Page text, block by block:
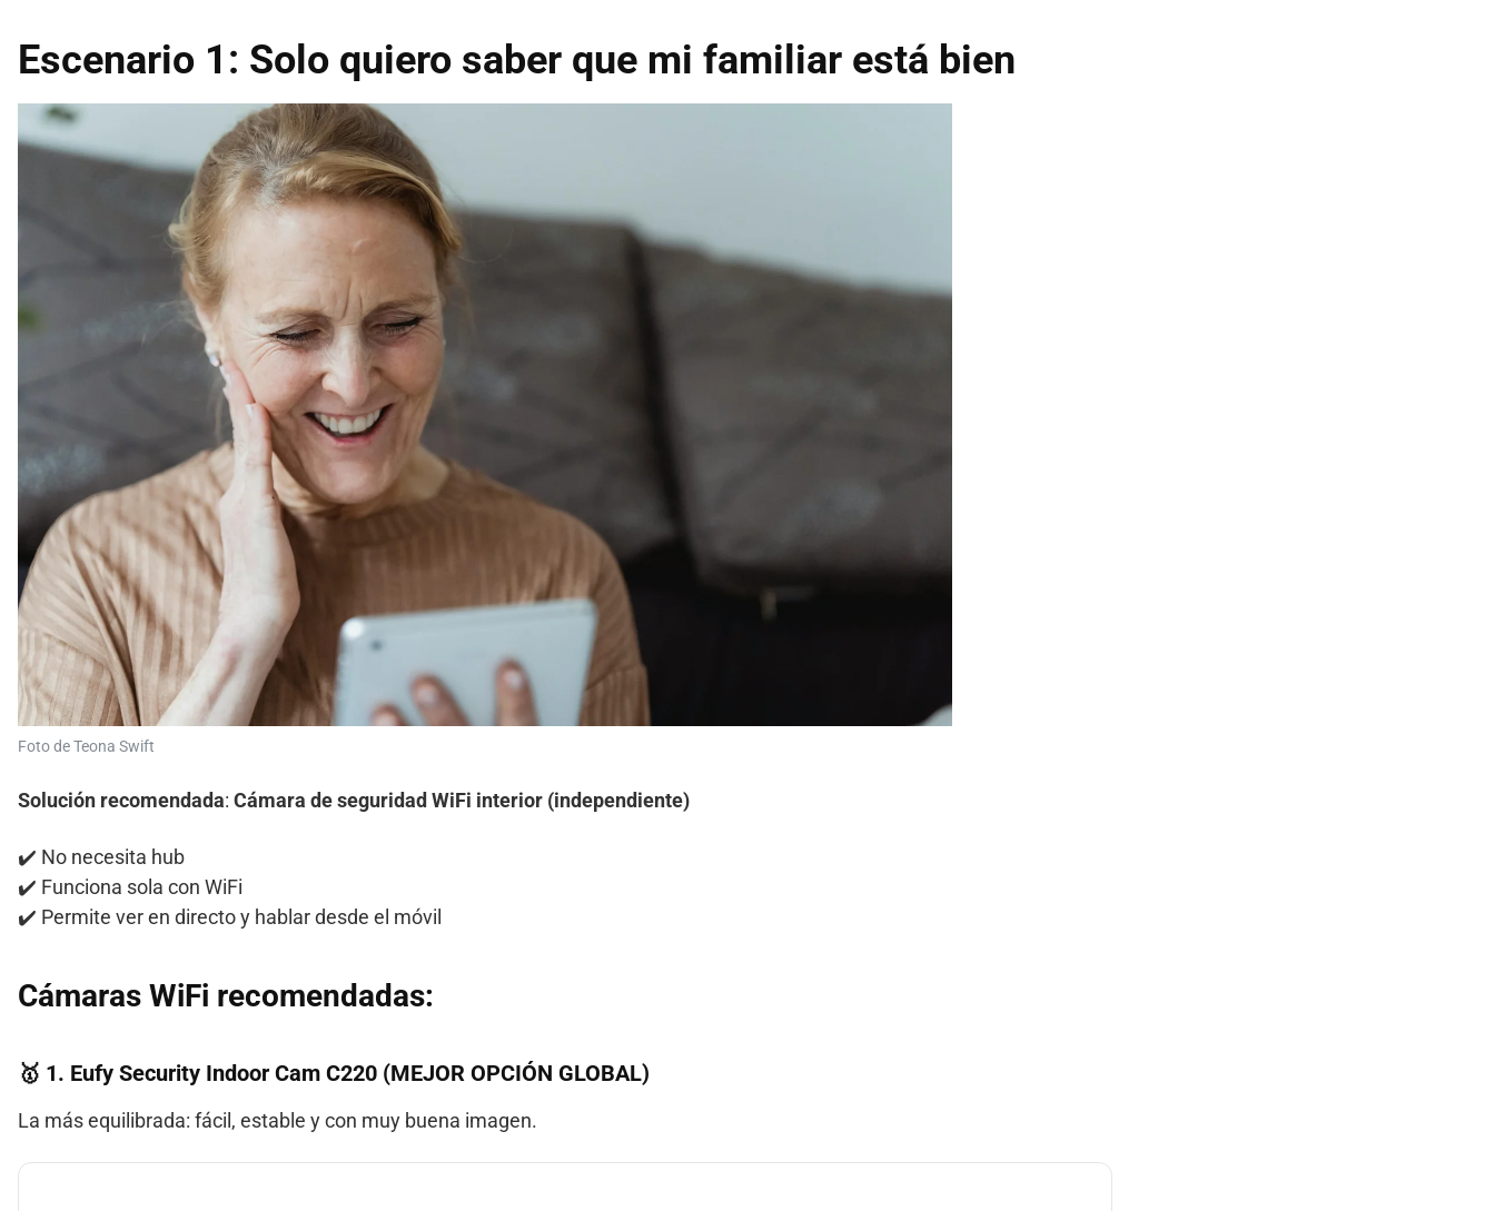
Escenario 1: Solo quiero saber que mi familiar está bien
Foto de Teona Swift
Solución recomendada: Cámara de seguridad WiFi interior (independiente)
✔️ No necesita hub
✔️ Funciona sola con WiFi
✔️ Permite ver en directo y hablar desde el móvil
Cámaras WiFi recomendadas:
🥇 1. Eufy Security Indoor Cam C220 (MEJOR OPCIÓN GLOBAL)
La más equilibrada: fácil, estable y con muy buena imagen.